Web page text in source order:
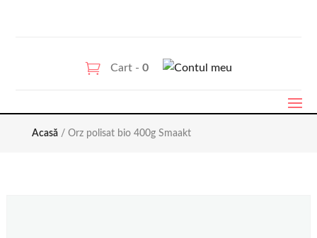
Cart - 0
Acasă/ Orz polisat bio 400g Smaakt